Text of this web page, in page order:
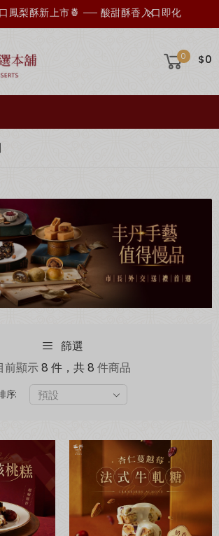
鳳梨酥新上市🍍 ── 酸甜酥香入口即化
會員招募中，您想知道的資訊這裡都有✨
取滿 $1500 免運、宅配滿 $2500 免運🚚
0 $0
menu
篩選
前顯示8 件，共 8 件商品
序: